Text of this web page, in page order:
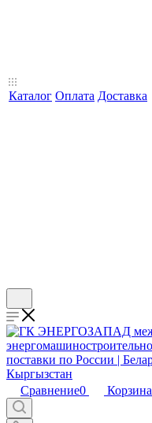
Каталог Оплата Доставка
Сравнение0 Корзина